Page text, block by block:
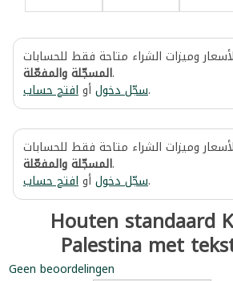
وميزات الشراء متاحة فقط للحسابات
المسجّلة والمفعّلة.
سجّل دخولأوافتح حساب .
وميزات الشراء متاحة فقط للحسابات
المسجّلة والمفعّلة.
سجّل دخولأوافتح حساب .
Houten standaard
Palestina met
Geen beoordelingen